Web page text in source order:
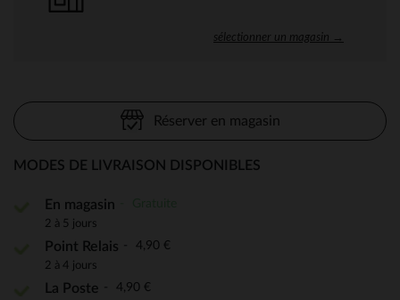
sélectionner un magasin →
Réserver en magasin
MODES DE LIVRAISON DISPONIBLES
En magasin
2 à 5 jours
Point Relais 4,90 €
2 à 4 jours
La Poste 4,90 €